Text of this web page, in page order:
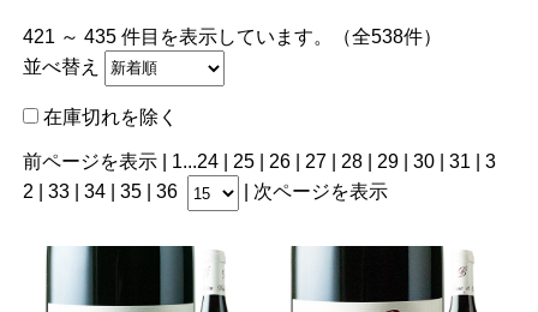
421 ～ 435 件目を表示しています。（全538件）
並べ替え
在庫切れを除く
前ページを表示| 1...24| 25| 26| 27 28| 29 | 30| 31| 3
2| 33| 34| 35| 36 次ページを表示